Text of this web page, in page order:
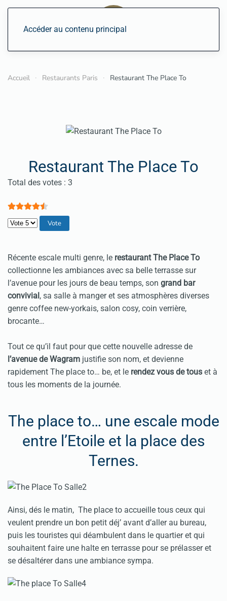
Accéder au contenu principal
Accueil Restaurants Paris Restaurant The Place To
Restaurant The Place To
Vote utilisateur:4.5
Total des votes : 3
Veuillez voter
Récente escale multi genre, le restaurant The Place To
collectionne les ambiances avec sa belle terrasse sur
l’avenue pour les jours de beau temps, son grand bar
convivial , sa salle à manger et ses atmosphères diverses
genre coffee new-yorkais, salon cosy, coin verrière,
brocante…
Tout ce qu’il faut pour que cette nouvelle adresse de
l’avenue de Wagram justifie son nom, et devienne
rapidement The place to… be, et le rendez vous de tous et à
tous les moments de la journée.
The place to… une escale mode
entre l’Etoile et la place des
Ternes.
Ainsi, dés le matin, The place to accueille tous ceux qui
veulent prendre un bon petit déj’ avant d’aller au bureau,
puis les touristes qui déambulent dans le quartier et qui
souhaitent faire une halte en terrasse pour se prélasser et
se désaltérer dans une ambiance sympa.